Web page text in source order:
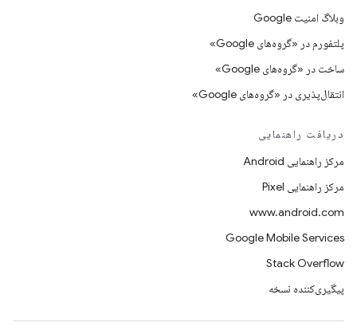
وبلاگ امنیت Google
پلتفورم در «گروه‌های Google»
ساخت در «گروه‌های Google»
انتقال‌پذیری در «گروه‌های Google»
دریافت راهنمایی
مرکز راهنمایی Android
مرکز راهنمایی Pixel
www.android.com
Google Mobile Services
Stack Overflow
پیگیری‌کننده نسخه